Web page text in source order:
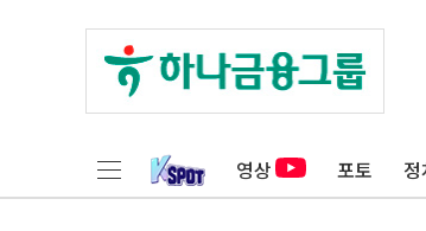
영상 포토 정